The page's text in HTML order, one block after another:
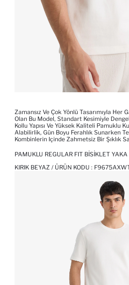
Zamansız Ve Çok Yönlü Tasarımıyla Her
Olan Bu Model, Standart Kesimiyle
Kollu Yapısı Ve Yüksek Kaliteli Pamuklu
Alabilirlik, Gün Boyu Ferahlık Sunarken
Kombinlerin Içinde Zahmetsiz Bir Şıklık
PAMUKLU REGULAR FIT BISIKLET
KIRIK BEYAZ / ÜRÜN KODU :